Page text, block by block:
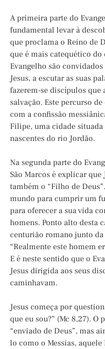
A primeira parte do
fundamental levar à
que proclama o Reino de
que é mais catequético
Evangelho são
Jesus, a escutar as suas
fazerem-se discípulos que
salvação. Este percurso
com a confissão
Filipe, uma cidade
nascentes do rio Jordão.
Na segunda parte do
São Marcos é explicar que
também o “Filho de
mundo para cumprir um
para oferecer a sua vida
homens. Ponto alto desta
centurião romano junto
“Realmente este homem
E é neste sentido que o
Jesus dirigida aos seus
caminhavam.
Jesus começa por
que eu sou?” (Mc 8,27). O
“enviado de Deus”, mas
lo como o Messias,